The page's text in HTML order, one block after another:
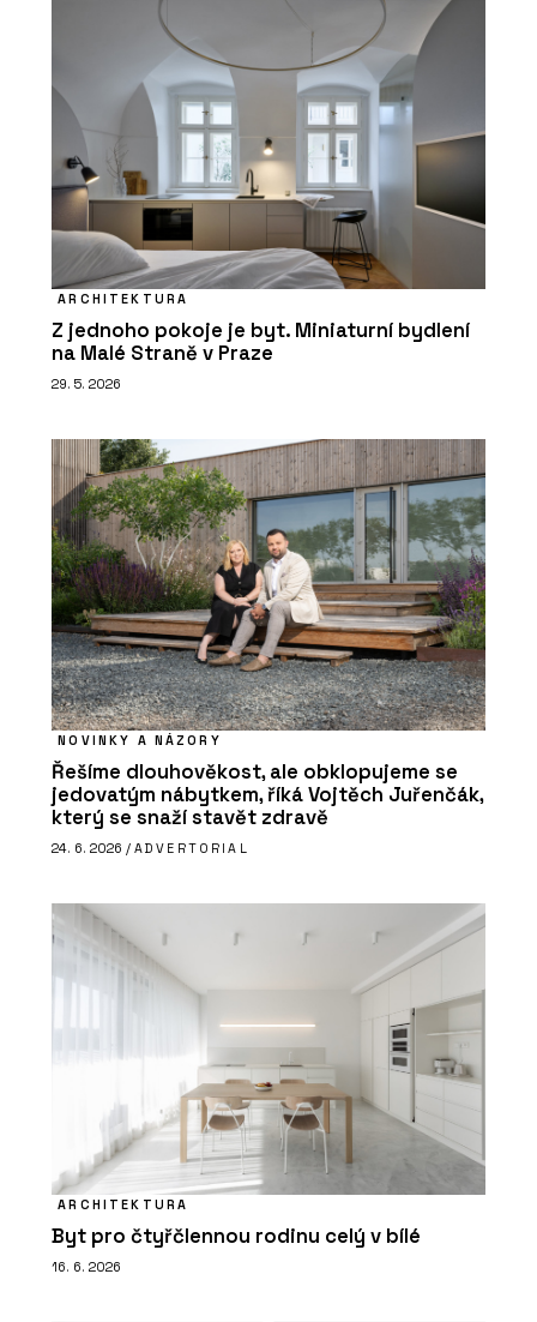
ARCHITEKTURA
Z jednoho pokoje je byt. Miniaturní bydlení
na Malé Straně v Praze
29. 5. 2026
NOVINKY A NÁZORY
Řešíme dlouhověkost, ale obklopujeme se
jedovatým nábytkem, říká Vojtěch Juřenčák,
který se snaží stavět zdravě
24. 6. 2026 / ADVERTORIAL
ARCHITEKTURA
Byt pro čtyřčlennou rodinu celý v bílé
16. 6. 2026